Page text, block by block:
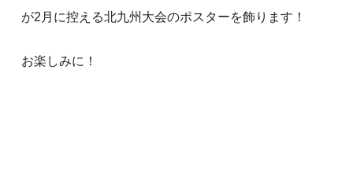
が2月に控える北九州大会のポスターを飾ります！
お楽しみに！